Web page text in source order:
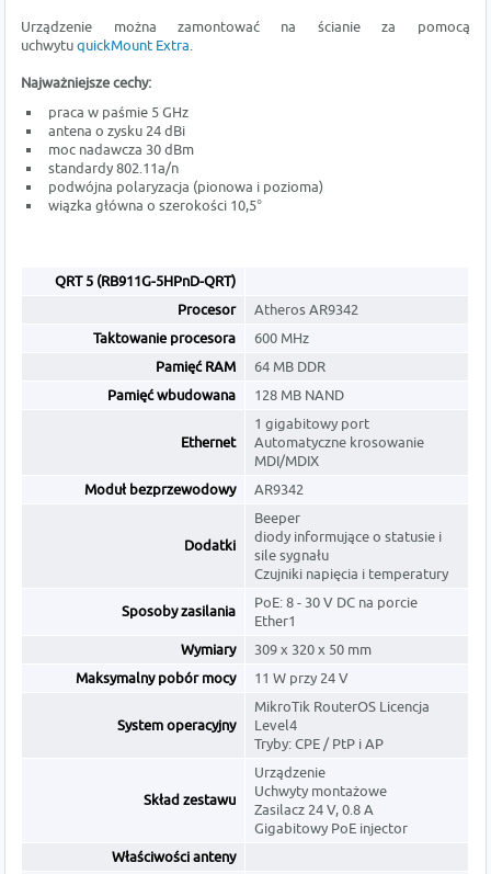
Urządzenie można zamontować na ścianie za pomocą
uchwytuquickMount Extra.
Najważniejsze cechy:
praca w paśmie 5 GHz
antena o zysku 24 dBi
moc nadawcza 30 dBm
standardy 802.11a/n
podwójna polaryzacja (pionowa i pozioma)
wiązka główna o szerokości 10,5°
QRT 5 (RB911G-5HPnD-QRT)
Procesor
Atheros AR9342
Taktowanie procesora
600 MHz
Pamięć RAM
64 MB DDR
Pamięć wbudowana
128 MB NAND
Ethernet
1 gigabitowy port
Automatyczne krosowanie
MDI/MDIX
Moduł bezprzewodowy
AR9342
Dodatki
Beeper
diody informujące o statusie i
sile sygnału
Czujniki napięcia i temperatury
Sposoby zasilania
PoE: 8 - 30 V DC na porcie
Ether1
Wymiary
309 x 320 x 50 mm
Maksymalny pobór mocy
11 W przy 24 V
System operacyjny
MikroTik RouterOS Licencja
Level4
Tryby: CPE / PtP i AP
Skład zestawu
Urządzenie
Uchwyty montażowe
Zasilacz 24 V, 0.8 A
Gigabitowy PoE injector
Właściwości anteny